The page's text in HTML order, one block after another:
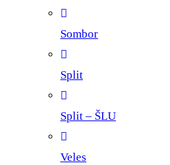
Sombor
Split
Split – ŠLU
Veles